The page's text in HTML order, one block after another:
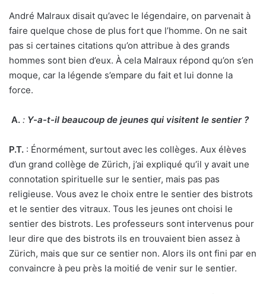
André Malraux disait qu’avec le légendaire, on parvenait à
faire quelque chose de plus fort que l’homme. On ne sait
pas si certaines citations qu’on attribue à des grands
hommes sont bien d’eux. À cela Malraux répond qu’on s’en
moque, car la légende s’empare du fait et lui donne la
force.
A. : Y-a-t-il beaucoup de jeunes qui visitent le sentier ?
P.T. : Énormément, surtout avec les collèges. Aux élèves
d’un grand collège de Zürich, j’ai expliqué qu’il y avait une
connotation spirituelle sur le sentier, mais pas pas
religieuse. Vous avez le choix entre le sentier des bistrots
et le sentier des vitraux. Tous les jeunes ont choisi le
sentier des bistrots. Les professeurs sont intervenus pour
leur dire que des bistrots ils en trouvaient bien assez à
Zürich, mais que sur ce sentier non. Alors ils ont fini par en
convaincre à peu près la moitié de venir sur le sentier.